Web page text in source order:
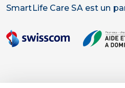
SmartLife Care SA est un